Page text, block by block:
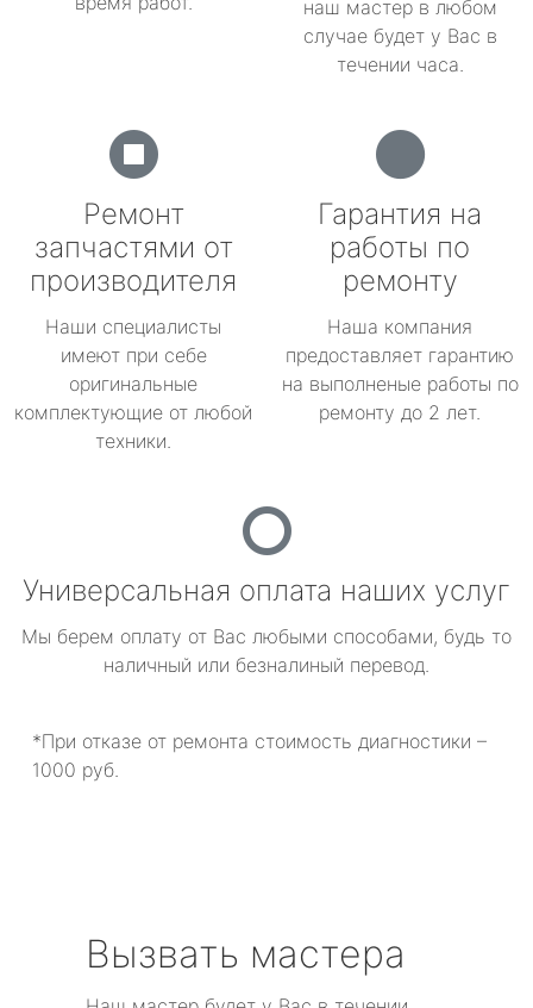
наш мастер в любом
случае будет у Вас в
течении часа.
Ремонт
запчастями от
производителя
Наши специалисты
имеют при себе
оригинальные
комплектующие от любой
техники.
Гарантия на
работы по
ремонту
Наша компания
предоставляет гарантию
на выполненые работы по
ремонту до 2 лет.
Универсальная оплата наших услуг
Мы берем оплату от Вас любыми способами, будь то
наличный или безналиный перевод.
*При отказе от ремонта стоимость диагностики –
1000 руб.
Вызвать мастера